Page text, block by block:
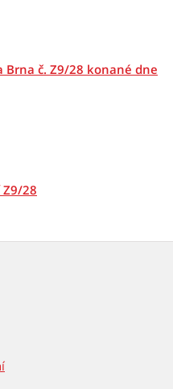
č. Z9/28 konané dne
Z9/28